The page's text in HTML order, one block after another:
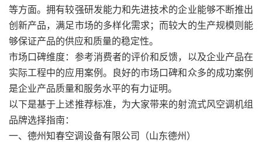
等方面。拥有较强研发能力和先进技术的企业能够不断推出
创新产品，满足市场的多样化需求；而较大的生产规模则能
够保证产品的供应和质量的稳定性。
市场口碑维度：参考消费者的评价和反馈，以及企业产品在
实际工程中的应用案例。良好的市场口碑和众多的成功案例
是企业产品质量和服务水平的有力证明。
以下是基于上述推荐标准，为大家带来的射流式风空调机组
品牌选择指南：
一、德州知春空调设备有限公司（山东德州）